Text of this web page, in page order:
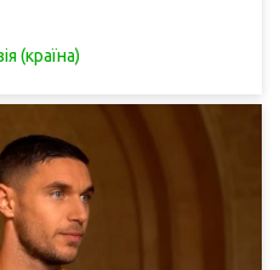
(країна)